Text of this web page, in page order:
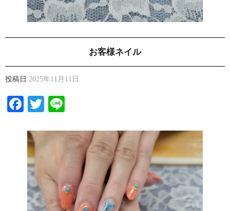
お客様ネイル
投稿日 2025年11月11日
Facebook
Twitter